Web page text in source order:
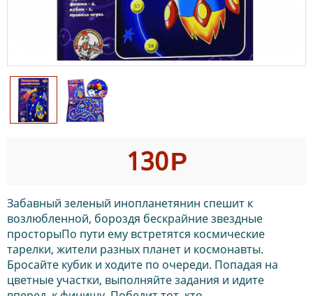
130Р
Забавный зеленый инопланетянин спешит к
возлюбленной, бороздя бескрайние звездные
просторыПо пути ему встретятся космические
тарелки, жители разных планет и космонавты.
Бросайте кубик и ходите по очереди. Попадая на
цветные участки, выполняйте задания и идите